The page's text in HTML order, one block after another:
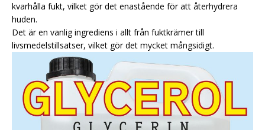
kvarhålla fukt, vilket gör det enastående för att återhydrera
huden.
Det är en vanlig ingrediens i allt från fuktkrämer till
livsmedelstillsatser, vilket gör det mycket mångsidigt.